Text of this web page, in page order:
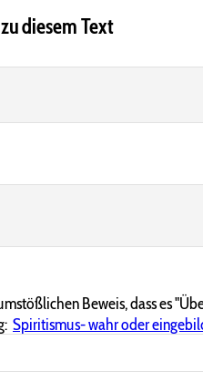
diesem Text
Beweis, dass es
Spiritismus- wahr oder